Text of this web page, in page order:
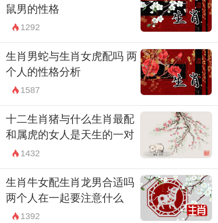
鼠男的性格
1292
生肖男蛇与生肖女虎配吗 两
个人的性格分析
1587
十二生肖猪与什么生肖最配
和属虎的女人是天生的一对
1432
生肖牛女配生肖龙男合适吗
两个人在一起要注意什么
1392